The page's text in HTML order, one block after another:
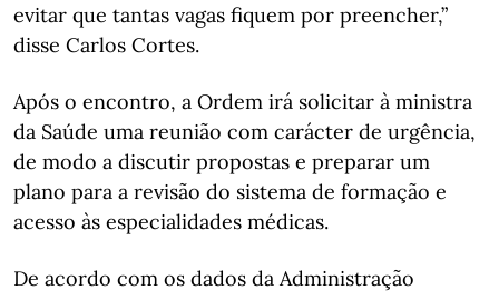
evitar que tantas vagas fiquem por preencher,”
disse Carlos Cortes.
Após o encontro, a Ordem irá solicitar à ministra
da Saúde uma reunião com carácter de urgência,
de modo a discutir propostas e preparar um
plano para a revisão do sistema de formação e
acesso às especialidades médicas.
De acordo com os dados da Administração